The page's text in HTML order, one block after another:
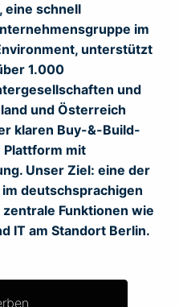
eine schnell
im
unterstützt
1.000
und
und Österreich
klaren Buy-&-Build-
Plattform mit
Unser Ziel: eine der
deutschsprachigen
Funktionen wie
IT am Standort Berlin.